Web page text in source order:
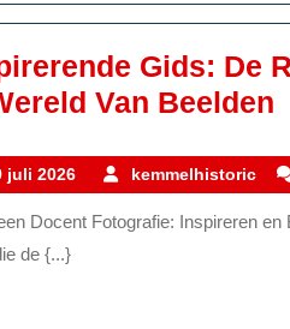
Gids: De
Van Beelden
juli 2026
09
juli
2026
kemmelhistoric
de {...}